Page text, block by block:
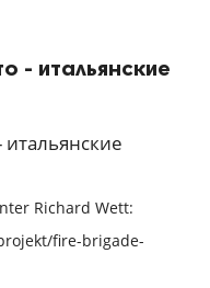
- итальянские
Richard Wett:
fire-brigade-